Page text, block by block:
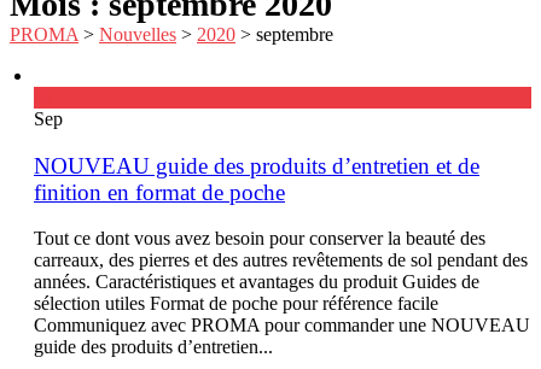
PROMA > Nouvelles > 2020 > septembre
Sep
NOUVEAU guide des produits d’entretien et de
finition en format de poche
Tout ce dont vous avez besoin pour conserver la beauté des
carreaux, des pierres et des autres revêtements de sol pendant des
années. Caractéristiques et avantages du produit Guides de
sélection utiles Format de poche pour référence facile
Communiquez avec PROMA pour commander une NOUVEAU
guide des produits d’entretien...